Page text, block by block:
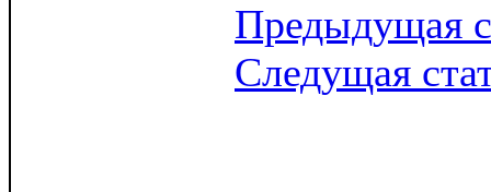
Предыдущая
Следущая